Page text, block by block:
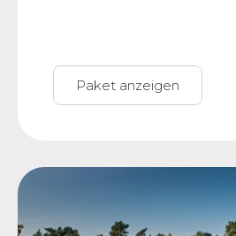
Paket anzeigen